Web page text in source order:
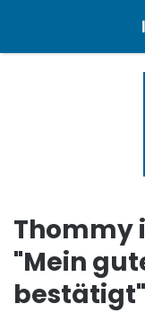
Thommy
"Mein
bestätigt"